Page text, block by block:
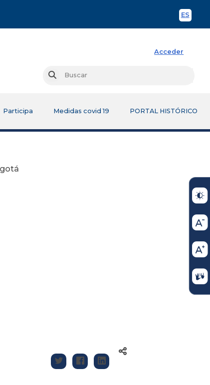
ES
Acceder
Buscar
Participa Medidas covid 19 PORTAL HISTÓRICO